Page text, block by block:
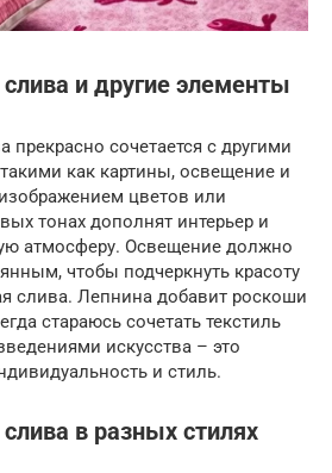
и другие элементы
прекрасно сочетается с другими
как картины, освещение и
цветов или
тонах дополнят интерьер и
атмосферу. Освещение должно
чтобы подчеркнуть красоту
слива. Лепнина добавит роскоши
стараюсь сочетать текстиль
искусства – это
и стиль.
в разных стилях